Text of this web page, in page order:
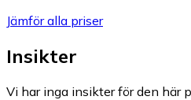
Jämför alla priser
Insikter
Vi har inga insikter för den här